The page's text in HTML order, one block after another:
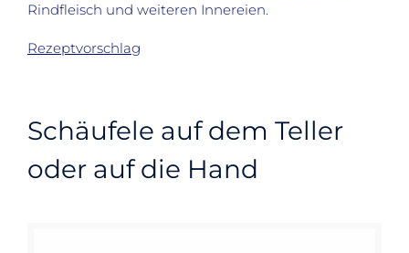
Rindfleisch und weiteren Innereien.
Rezeptvorschlag
Schäufele auf dem Teller
oder auf die Hand